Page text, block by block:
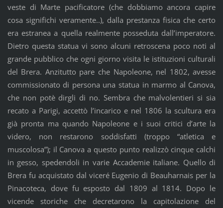
veste di Marte pacificatore (che dobbiamo ancora capire
cosa significhi veramente..), dalla prestanza fisica che certo
era estranea a quella realmente posseduta dall’imperatore.
Dietro questa statua vi sono alcuni retroscena poco noti al
grande pubblico che ogni giorno visita le istituzioni culturali
del Brera. Anzitutto pare che Napoleone, nel 1802, avesse
commissionato di persona una statua in marmo al Canova,
che non potè dirgli di no. Sembra che malvolentieri si sia
recato a Parigi, accettò l’incarico e nel 1806 la scultura era
già pronta ma quando Napoleone e i suoi critici d’arte la
videro, non restarono soddisfatti (troppo “atletica e
muscolosa”); il Canova a questo punto realizzò cinque calchi
in gesso, spedendoli in varie Accademie italiane. Quello di
Brera fu acquistato dal viceré Eugenio di Beauharnais per la
Pinacoteca, dove fu esposto dal 1809 al 1814. Dopo le
vicende storiche che decretarono la capitolazione del